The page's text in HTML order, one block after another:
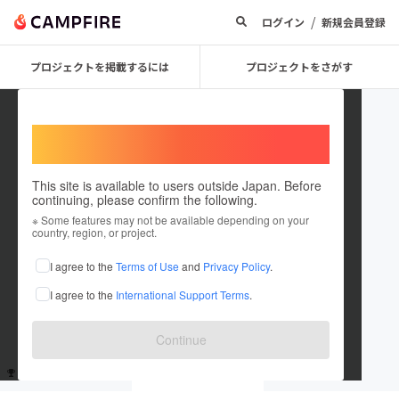
ログイン / 新規会員登録
プロジェクトを掲載するには プロジェクトをさがす
This site is available to users outside Japan. Before
continuing, please confirm the following.
※ Some features may not be available depending on your
country, region, or project.
I agree to the Terms of Use and Privacy Policy.
I agree to the International Support Terms.
Continue
guest7763f5a83b24
出身国：未設定